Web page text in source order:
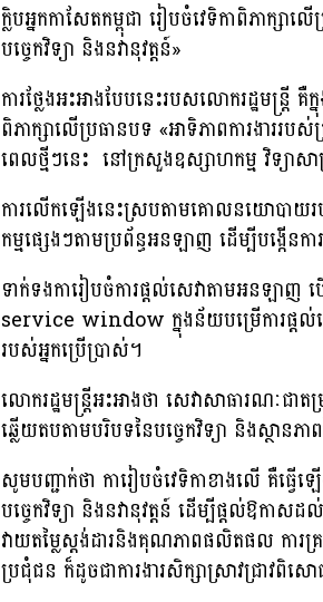
ក្លិបអ្នកកាសែតកម្ពុជា រៀបចំវេទិកាពិភាក្សា
បច្ចេកវិទ្យា និងនវានុវត្តន៍»
ការថ្លែងអះអាងបែបនេះរបសលោករដ្ឋមន្ត្រី
ពិភាក្សាលើប្រធានបទ «អាទិភាពការងាររប
ពេលថ្មីៗនេះ នៅក្រសួងឧស្សាហកម្ម វិទ្យាសាស្
ការលើកឡើងនេះស្របតាមគោលនយោបាយរ
កម្មផ្សេងៗតាមប្រព័ន្ធអនឡាញ ដើម្បីបង្កើន
ទាក់ទងការៀបចំការផ្តល់សេវាតាមអនឡាញ
service window ក្នុងន័យបម្រើការផ្តល់
របស់អ្នកប្រើប្រាស់។
លោករដ្ឋមន្រ្តីអះអាងថា សេវាសាធារណៈជ
ឆ្លើយតបតាមបរិបទនៃបច្ចេកវិទ្យា និងស្ថានភ
សូមបញ្ជាក់ថា ការៀបចំវេទិកាខាងលើ គឺធ្វ
បច្ចេកវិទ្យា និងនវានុវត្តន៍ ដើម្បីផ្ដល់ឱកា
វាយតម្លៃស្តង់ដារនិងគុណភាពផលិតផល ការ
ប្រជុំជន ក៏ដូចជាការងារសិក្សាស្រាវជ្រាវពិសោ